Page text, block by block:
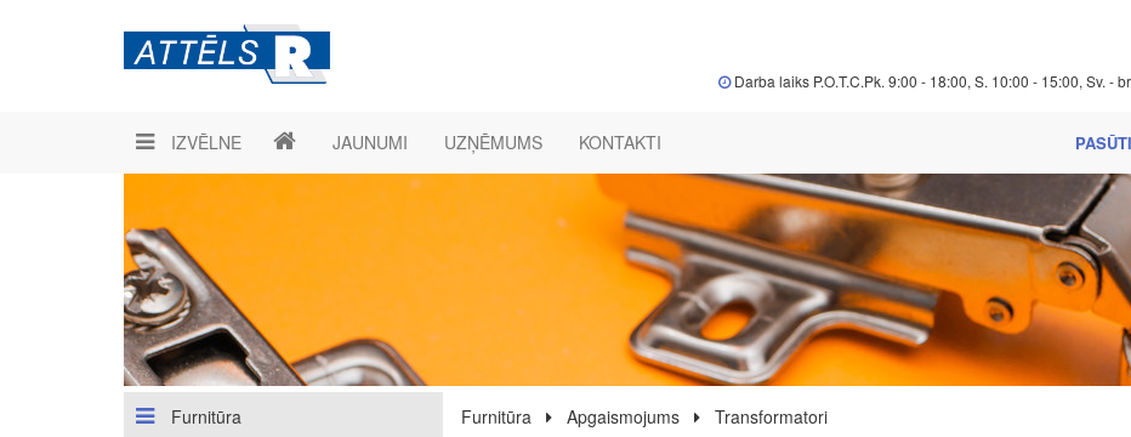
Darba laiks P.O.T.C.Pk. 9:00 - 18:00, S. 10:00 - 15:00, Sv. -
IZVĒLNE JAUNUMI UZŅĒMUMS KONTAKTI
Furnitūra Furnitūra Apgaismojums Transformatori